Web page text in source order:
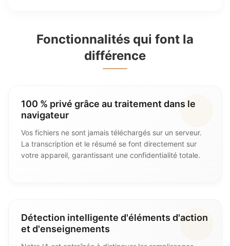
Fonctionnalités qui font la
différence
100 % privé grâce au traitement dans le
navigateur
Vos fichiers ne sont jamais téléchargés sur un serveur.
La transcription et le résumé se font directement sur
votre appareil, garantissant une confidentialité totale.
Détection intelligente d'éléments d'action
et d'enseignements